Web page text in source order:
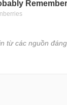
từ các nguồn